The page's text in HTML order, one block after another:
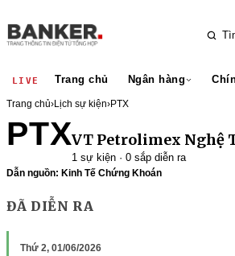
LIVE Trang chủ Ngân hàng
Trang chủ›Lịch sự kiện›PTX
PTXVT Petrolimex Nghệ
1 sự kiện · 0 sắp diễn ra
Dẫn nguồn: Kinh Tế Chứng Khoán
ĐÃ DIỄN RA
Thứ 2, 01/06/2026